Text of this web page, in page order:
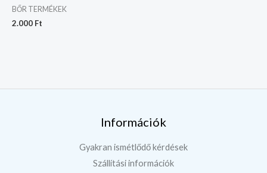
BŐR TERMÉKEK
2.000 Ft
Információk
Gyakran ismétlődő kérdések
Szállítási információk